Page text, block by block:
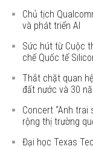
Chủ tịch
và phát triển AI
Sức hút từ Cuộc
chế Quốc tế
Thắt chặt quan
đất nước và 30
Concert “Anh trai
rộng thị trường
Đại học Texas